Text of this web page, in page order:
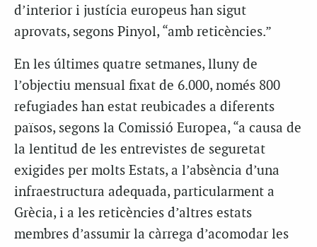
d’interior i justícia europeus han sigut
aprovats, segons Pinyol, “amb reticències.”
En les últimes quatre setmanes, lluny de
l’objectiu mensual fixat de 6.000, només 800
refugiades han estat reubicades a diferents
països, segons la Comissió Europea, “a causa de
la lentitud de les entrevistes de seguretat
exigides per molts Estats, a l’absència d’una
infraestructura adequada, particularment a
Grècia, i a les reticències d’altres estats
membres d’assumir la càrrega d’acomodar les